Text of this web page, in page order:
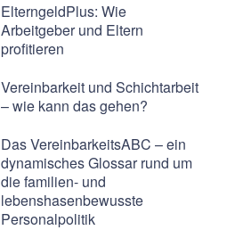
ElterngeldPlus: Wie
Arbeitgeber und Eltern
profitieren
Vereinbarkeit und Schichtarbeit
– wie kann das gehen?
Das VereinbarkeitsABC – ein
dynamisches Glossar rund um
die familien- und
lebenshasenbewusste
Personalpolitik